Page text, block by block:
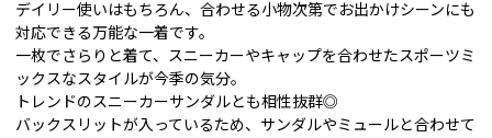
デイリー使いはもちろん、合わせる小物次第でお出かけシーンにも
対応できる万能な一着です。
一枚でさらりと着て、スニーカーやキャップを合わせたスポーツミ
ックスなスタイルが今季の気分。
トレンドのスニーカーサンダルとも相性抜群◎
バックスリットが入っているため、サンダルやミュールと合わせて